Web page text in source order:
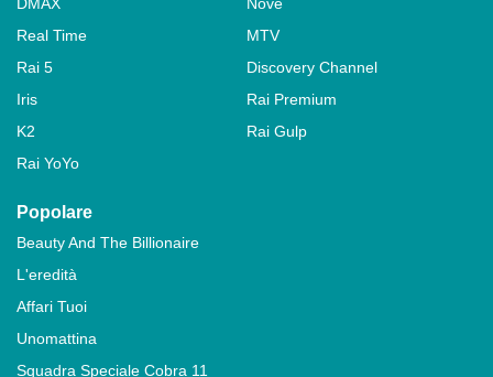
Real Time
MTV
Rai 5
Discovery Channel
Iris
Rai Premium
K2
Rai Gulp
Rai YoYo
Popolare
Beauty And The Billionaire
L'eredità
Affari Tuoi
Unomattina
Squadra Speciale Cobra 11